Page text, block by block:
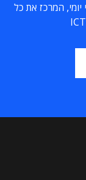
יומי, המרכז את כל